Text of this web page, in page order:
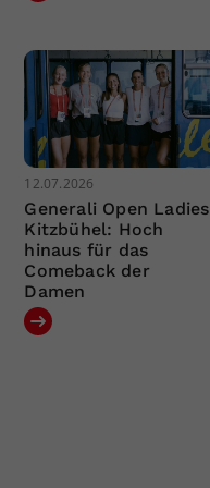
12.07.2026
Generali Open Ladies
Kitzbühel: Hoch
hinaus für das
Comeback der
Damen